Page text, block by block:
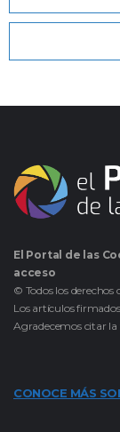
El Portal de las
acceso
© Todos los
Los artículos
Agradecemos citar
CONOCE MÁS